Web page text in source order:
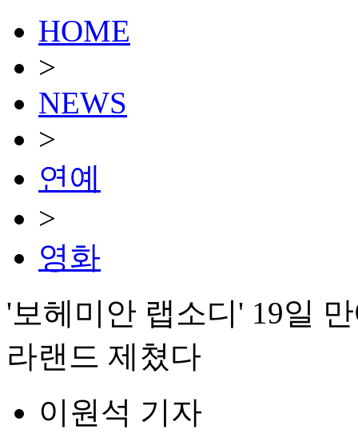
HOME
>
NEWS
>
연예
>
영화
'보헤미안 랩소디' 19일
라랜드 제쳤다
이원석 기자